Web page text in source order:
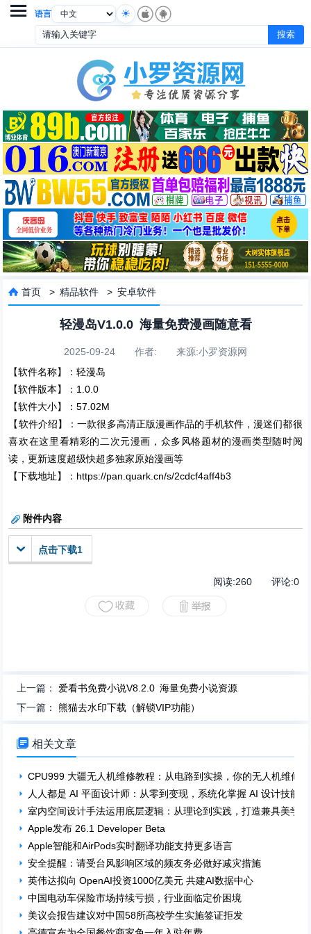
语言

 首页 >精品软件 >安卓软件
轻漫岛V1.0.0 海量免费漫画随意看
2025-09-24 作者: 来源:小罗资源网
【软件名称】：轻漫岛
【软件版本】：1.0.0
【软件大小】：57.02M
【软件介绍】：一款很多高清正版漫画作品的手机软件，漫迷们都很
喜欢在这里看精彩的二次元漫画，众多风格题材的漫画类型随时阅
读，更新速度超级快超多独家原始漫画等
【下载地址】：https://pan.quark.cn/s/2cdcf4aff4b3
附件内容
点击下载1
阅读:260评论:0
上一篇：爱看书免费小说V8.2.0 海量免费小说资源
下一篇：熊猫去水印下载（解锁VIP功能）
 相关文章
CPU999 大疆无人机维修教程：从电路到实操，你的无人机维修
人人都是 AI 平面设计师：从零到变现，系统化掌握 AI 设计技能！
室内空间设计手法运用底层逻辑：从理论到实践，打造兼具美学
Apple发布 26.1 Developer Beta
Apple智能和AirPods实时翻译功能支持更多语言
安全提醒：请受台风影响区域的频友务必做好减灾措施
英伟达拟向 OpenAI投资1000亿美元 共建AI数据中心
中国电动车保险市场持续亏损，行业面临定价困境
美议会报告建议对中国58所高校学生实施签证拒发